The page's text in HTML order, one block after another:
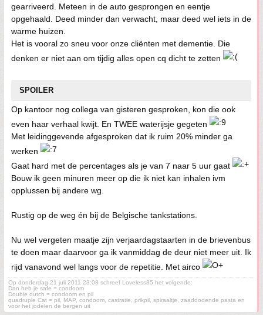
gearriveerd. Meteen in de auto gesprongen en eentje
opgehaald. Deed minder dan verwacht, maar deed wel iets in de
warme huizen.
Het is vooral zo sneu voor onze cliënten met dementie. Die
denken er niet aan om tijdig alles open cq dicht te zetten
SPOILER
Op kantoor nog collega van gisteren gesproken, kon die ook
even haar verhaal kwijt. En TWEE waterijsje gegeten
Met leidinggevende afgesproken dat ik ruim 20% minder ga
werken
Gaat hard met de percentages als je van 7 naar 5 uur gaat
Bouw ik geen minuren meer op die ik niet kan inhalen ivm
opplussen bij andere wg.
Rustig op de weg én bij de Belgische tankstations.
Nu wel vergeten maatje zijn verjaardagstaarten in de brievenbus
te doen maar daarvoor ga ik vanmiddag de deur niet meer uit. Ik
rijd vanavond wel langs voor de repetitie. Met airco
Op donderdag 21 juli 2011 23:08 schreef Loveless85 het volgende:
Dan heb je safe = condoom
Double dutch = condoom en pil
quadruple Cat = pil, MAP, condoom, castratie, prikpil, spiraaltje, zaaddodende pasta en
voor het jodelen de bergen uit